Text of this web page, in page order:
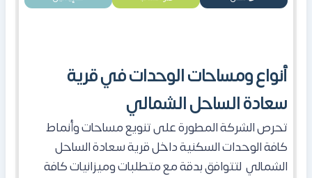
أنواع ومساحات الوحدات في قرية
سعادة الساحل الشمالي
تحرص الشركة المطورة على تنويع مساحات وأنماط
كافة الوحدات السكنية داخل قرية سعادة الساحل
الشمالي لتتوافق بدقة مع متطلبات وميزانيات كافة